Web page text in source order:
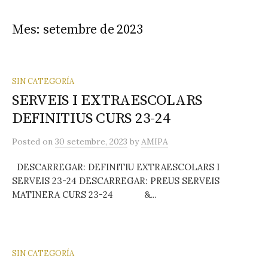
Mes: setembre de 2023
SIN CATEGORÍA
SERVEIS I EXTRAESCOLARS
DEFINITIUS CURS 23-24
Posted on 30 setembre, 2023 byAMIPA
DESCARREGAR: DEFINITIU EXTRAESCOLARS I
SERVEIS 23-24 DESCARREGAR: PREUS SERVEIS
MATINERA CURS 23-24 &...
SIN CATEGORÍA